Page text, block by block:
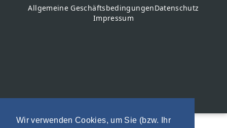
Wir verwenden Cookies, um Sie (bzw. Ihr
Allgemeine GeschäftsbedingungenDatenschutz
Impressum